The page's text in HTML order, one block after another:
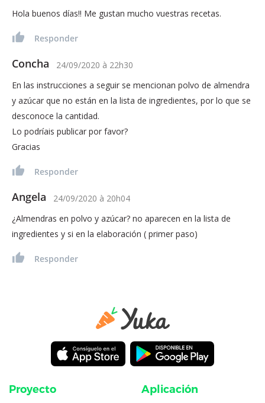
Hola buenos días!! Me gustan mucho vuestras recetas.
Responder
Concha 24/09/2020 à 22h30
En las instrucciones a seguir se mencionan polvo de almendra
y azúcar que no están en la lista de ingredientes, por lo que se
desconoce la cantidad.
Lo podríais publicar por favor?
Gracias
Responder
Angela 24/09/2020 à 20h04
¿Almendras en polvo y azúcar? no aparecen en la lista de
ingredientes y si en la elaboración ( primer paso)
Responder
Proyecto Aplicación